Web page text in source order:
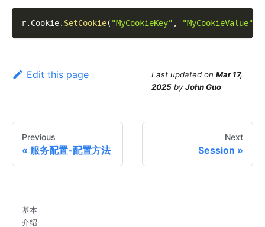
r. Cookie. SetCookie( "MyCookieKey" , "MyCookieValue"
Edit this page Last updated on Mar 17,
2025 byJohn Guo
Previous
服务配置-配置方法
Next
Session
基本
介绍